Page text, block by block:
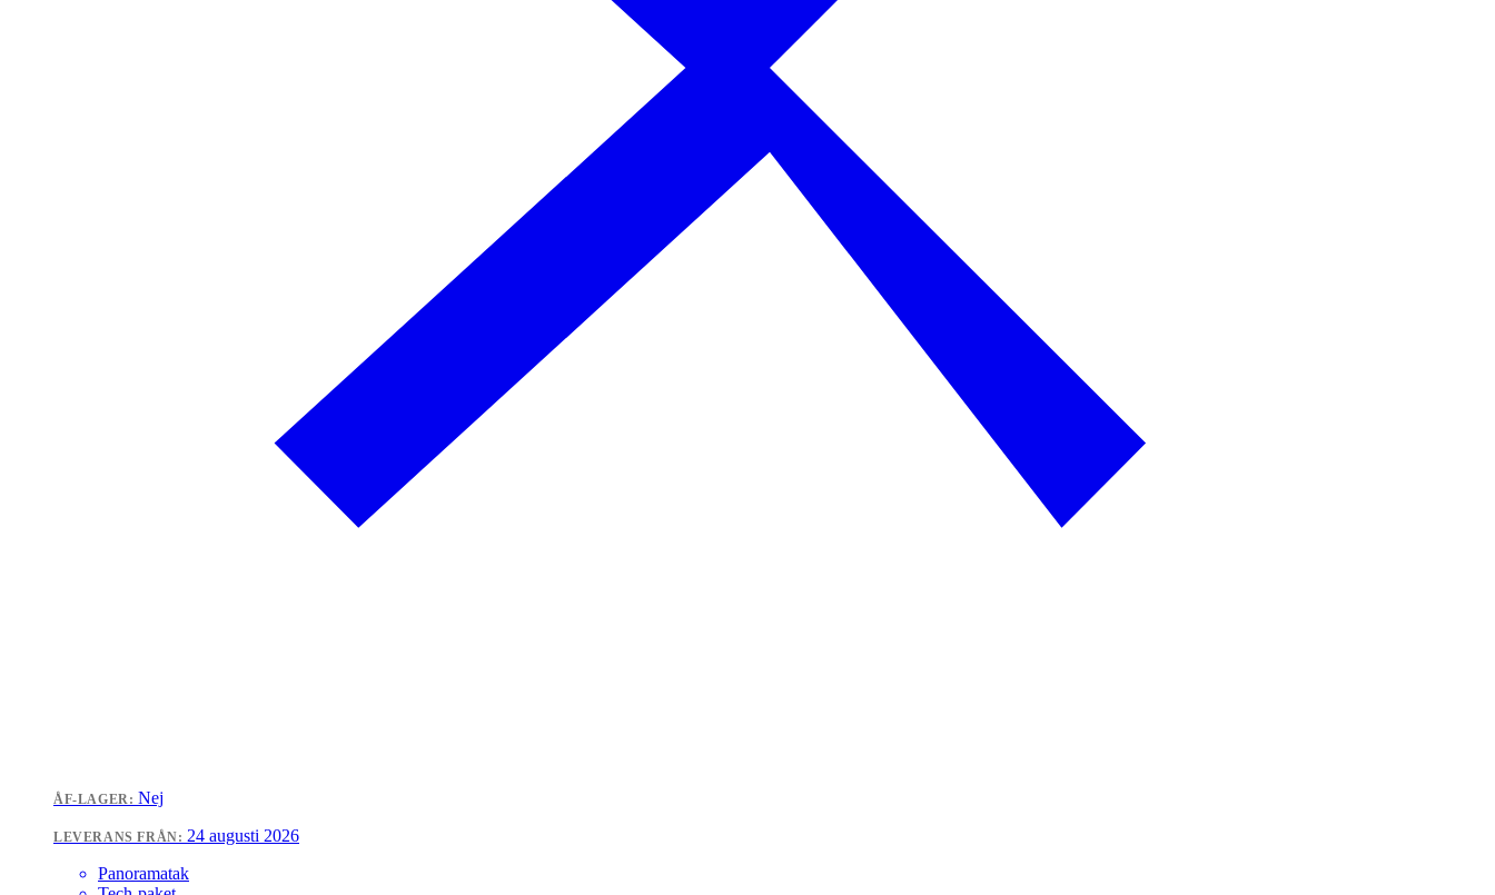
ÅF-LAGER: Nej
LEVERANS FRÅN: 24 augusti 2026
Panoramatak